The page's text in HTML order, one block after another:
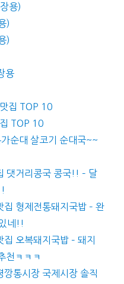
용)
)
)
용
집 TOP 10
TOP 10
순대 살코기 순대국~~
댓거리콩국 콩국!! – 달
형제전통돼지국밥 – 완
네!!
오복돼지국밥 – 돼지
천ㅋㅋㅋ
통시장 국제시장 솔직